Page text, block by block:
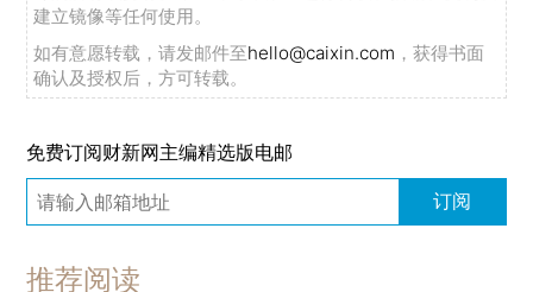
建立镜像等任何使用。
如有意愿转载，请发邮件至hello@caixin.com ，获得书面
确认及授权后，方可转载。
免费订阅财新网主编精选版电邮
订阅
推荐阅读